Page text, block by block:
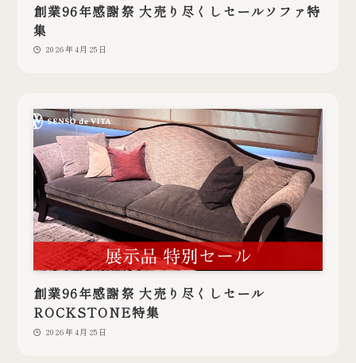
創業96年感謝祭 大売り尽くしセールソファ特
集
2026年4月25日
創業96年感謝祭 大売り尽くしセール
ROCKSTONE特集
2026年4月25日